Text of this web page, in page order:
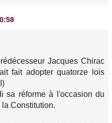
Jacques Chirac
fait adopter quatorze lois
sa réforme à l'occasion du
Constitution.